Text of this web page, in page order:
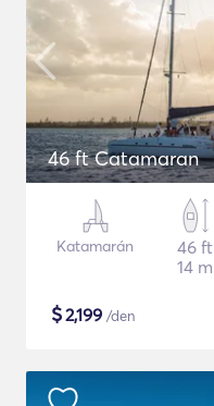
46 ft Catamaran
Katamarán
46 ft
14 m
$2,199 /den